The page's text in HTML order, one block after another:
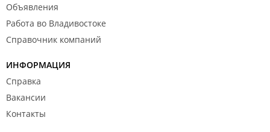
Объявления
Работа во Владивостоке
Справочник компаний
ИНФОРМАЦИЯ
Справка
Вакансии
Контакты